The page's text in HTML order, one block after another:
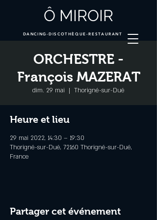
Ô MIROIR
DANCING-DISCOTHÈQUE-RESTAURANT
ORCHESTRE -
François MAZERAT
dim. 29 mai
  |
Thorigné-sur-Dué
Heure et lieu
29 mai 2022, 14:30 – 19:30
Thorigné-sur-Dué, 72160 Thorigné-sur-Dué,
France
Partager cet événement